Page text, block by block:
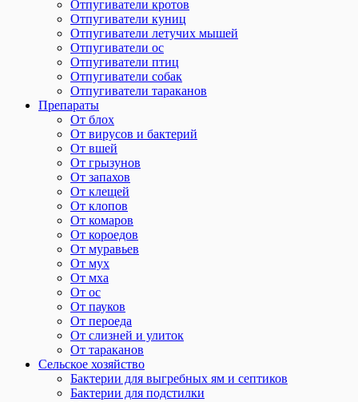
Отпугиватели кротов
Отпугиватели куниц
Отпугиватели летучих мышей
Отпугиватели ос
Отпугиватели птиц
Отпугиватели собак
Отпугиватели тараканов
Препараты
От блох
От вирусов и бактерий
От вшей
От грызунов
От запахов
От клещей
От клопов
От комаров
От короедов
От муравьев
От мух
От мха
От ос
От пауков
От пероеда
От слизней и улиток
От тараканов
Сельское хозяйство
Бактерии для выгребных ям и септиков
Бактерии для подстилки